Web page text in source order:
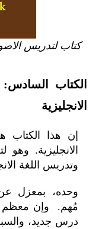
كتاب لتدريس
الكتاب
الانجليزية
إن هذا الكتاب
الانجليزية.
وهو
وتدريس اللغة
وحده، بمعزل
مُهم. وإن معظم
درس جديد،